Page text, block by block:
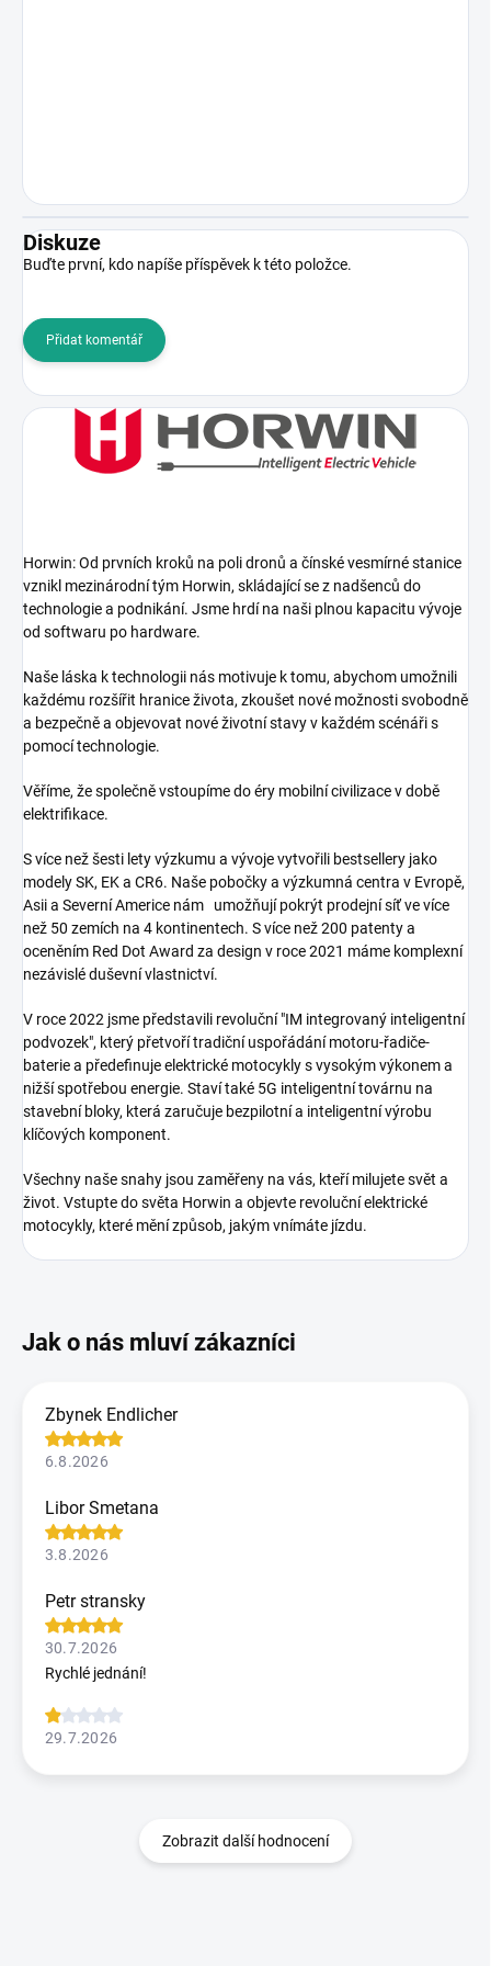
Diskuze
Buďte první, kdo napíše příspěvek k této položce.
Přidat komentář
Horwin: Od prvních kroků na poli dronů a čínské vesmírné stanice
vznikl mezinárodní tým Horwin, skládající se z nadšenců do
technologie a podnikání. Jsme hrdí na naši plnou kapacitu vývoje
od softwaru po hardware.
Naše láska k technologii nás motivuje k tomu, abychom umožnili
každému rozšířit hranice života, zkoušet nové možnosti svobodně
a bezpečně a objevovat nové životní stavy v každém scénáři s
pomocí technologie.
Věříme, že společně vstoupíme do éry mobilní civilizace v době
elektrifikace.
S více než šesti lety výzkumu a vývoje vytvořili bestsellery jako
modely SK, EK a CR6. Naše pobočky a výzkumná centra v Evropě,
Asii a Severní Americe nám umožňují pokrýt prodejní síť ve více
než 50 zemích na 4 kontinentech. S více než 200 patenty a
oceněním Red Dot Award za design v roce 2021 máme komplexní
nezávislé duševní vlastnictví.
V roce 2022 jsme představili revoluční "IM integrovaný inteligentní
podvozek", který přetvoří tradiční uspořádání motoru-řadiče-
baterie a předefinuje elektrické motocykly s vysokým výkonem a
nižší spotřebou energie. Staví také 5G inteligentní továrnu na
stavební bloky, která zaručuje bezpilotní a inteligentní výrobu
klíčových komponent.
Všechny naše snahy jsou zaměřeny na vás, kteří milujete svět a
život. Vstupte do světa Horwin a objevte revoluční elektrické
motocykly, které mění způsob, jakým vnímáte jízdu.
Zbynek Endlicher
6.8.2026
Libor Smetana
3.8.2026
Petr stransky
30.7.2026
Rychlé jednání!
29.7.2026
Zobrazit další hodnocení